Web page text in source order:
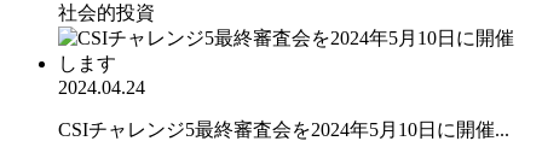
社会的投資
2024.04.24
CSIチャレンジ5最終審査会を2024年5月10日に開催...